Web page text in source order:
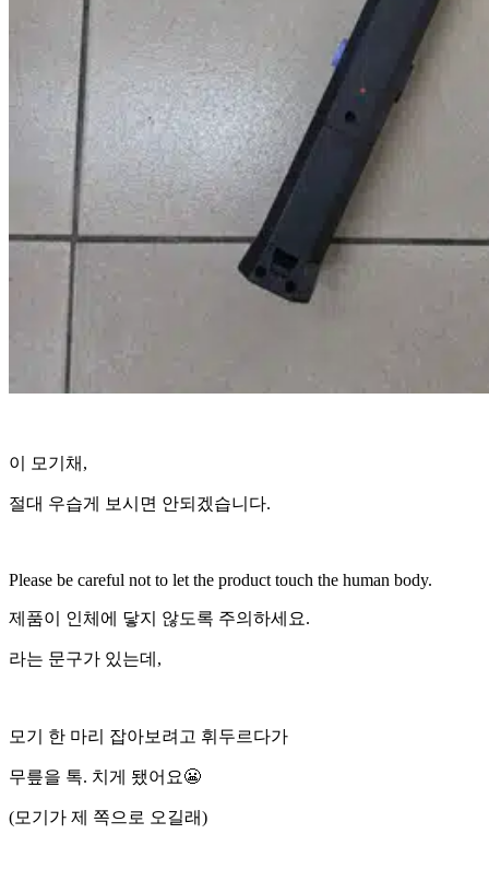
이 모기채,
절대 우습게 보시면 안되겠습니다.
Please be careful not to let the product touch the human body.
제품이 인체에 닿지 않도록 주의하세요.
라는 문구가 있는데,
모기 한 마리 잡아보려고 휘두르다가
무릎을 톡. 치게 됐어요😬
(모기가 제 쪽으로 오길래)